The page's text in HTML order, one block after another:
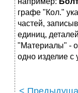
гpафе "Кол."
частей,
единиц,
"Матеpиалы" -
одно изделие с